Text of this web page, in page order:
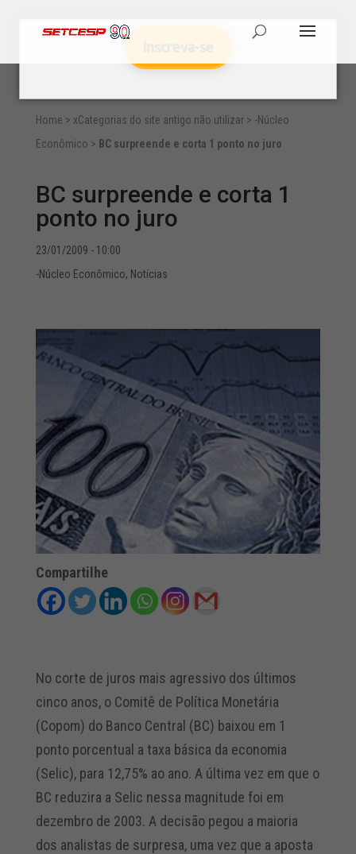
Home > xCategorias do site antigo não utilizar> -Núcleo
Econômico > BC surpreende e corta 1 ponto no juro
BC surpreende e corta 1
ponto no juro
23/01/2009 - 10:00
-Núcleo Econômico, Notícias
Compartilhe
No corte de juros mais agressivo dos últimos
cinco anos, o Comitê de Política Monetária
(Copom) do Banco Central (BC) baixou em 1
ponto porcentual a taxa básica da economia
(Selic), para 12,75% ao ano. A última vez em que o
BC reduzira a Selic nessa magnitude foi em
dezembro de 2003. A decisão pegou a maioria
dos analistas de surpresa, uma vez que a aposta